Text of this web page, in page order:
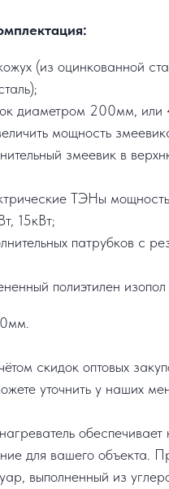
(из оцинкованной
диаметром 200мм,
мощность
змеевик в
ТЭНы
15кВт;
патрубков с
полиэтилен
скидок оптовых
уточнить у наших
для вашего объекта.
выполненный из